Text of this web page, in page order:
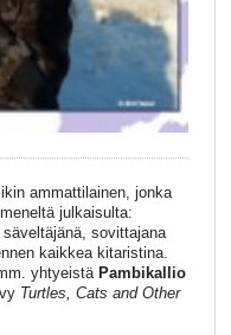
ammattilainen, jonka
julkaisulta:
sovittajana
kaikkea kitaristina.
yhtyeistä Pambikallio
Turtles, Cats and Other